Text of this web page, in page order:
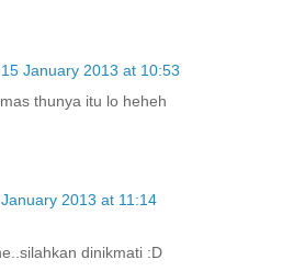
15 January 2013 at 10:53
thunya itu lo heheh
2013 at 11:14
dinikmati :D